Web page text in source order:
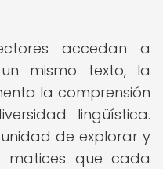
accedan a
mismo texto, la
la comprensión
lingüística.
de explorar y
matices que cada